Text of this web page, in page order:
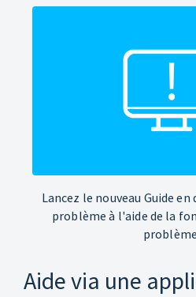
Lancez le nouveau Guide
problème à l'aide de la
Aide via une